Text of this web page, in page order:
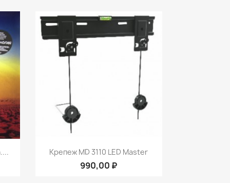
Быстрый просмотр
Крепеж MD 3110 LED Master
990,00 ₽